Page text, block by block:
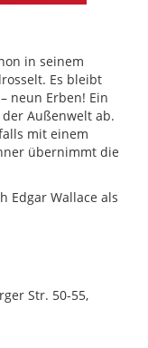
in seinem
Es bleibt
neun Erben! Ein
Außenwelt ab.
mit einem
übernimmt die
Edgar Wallace als
Str. 50-55,